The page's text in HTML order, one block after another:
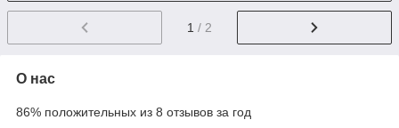
1 / 2
О нас
86% положительных из 8 отзывов за год